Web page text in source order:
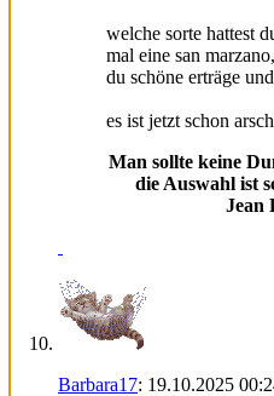
welche sorte hattest
mal eine san
du schöne erträge
es ist jetzt schon
Man sollte keine
die Auswahl ist
Jean
Barbara17: 19.10.2025